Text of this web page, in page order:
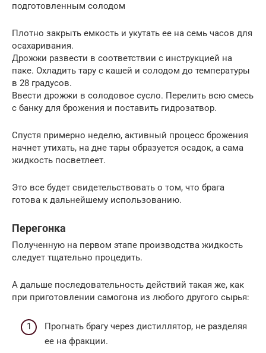
подготовленным солодом
Плотно закрыть емкость и укутать ее на семь часов для
осахаривания.
Дрожжи развести в соответствии с инструкцией на
паке. Охладить тару с кашей и солодом до температуры
в 28 градусов.
Ввести дрожжи в солодовое сусло. Перелить всю смесь
с банку для брожения и поставить гидрозатвор.
Спустя примерно неделю, активный процесс брожения
начнет утихать, на дне тары образуется осадок, а сама
жидкость посветлеет.
Это все будет свидетельствовать о том, что брага
готова к дальнейшему использованию.
Перегонка
Полученную на первом этапе производства жидкость
следует тщательно процедить.
А дальше последовательность действий такая же, как
при приготовлении самогона из любого другого сырья:
Прогнать брагу через дистиллятор, не разделяя
ее на фракции.